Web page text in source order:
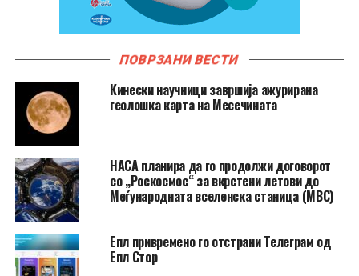
ПОВРЗАНИ ВЕСТИ
Кинески научници завршија ажурирана
геолошка карта на Месечината
НАСА планира да го продолжи договорот
со „Роскосмос“ за вкрстени летови до
Меѓународната вселенска станица (МВС)
Епл привремено го отстрани Телеграм од
Епл Стор